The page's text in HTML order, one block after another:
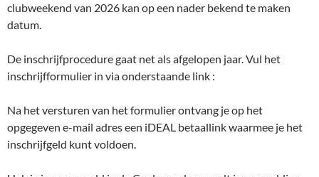
clubweekend van 2026 kan op een nader bekend te maken
datum.
De inschrijfprocedure gaat net als afgelopen jaar. Vul het
inschrijfformulier in via onderstaande link :
Na het versturen van het formulier ontvang je op het
opgegeven e-mail adres een iDEAL betaallink waarmee je het
inschrijfgeld kunt voldoen.